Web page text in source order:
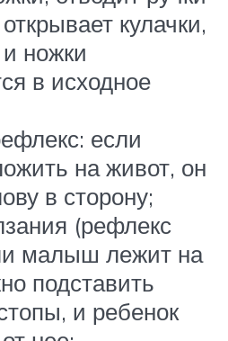
кулачки,
ножки
в исходное
если
на живот, он
в сторону;
(рефлекс
малыш лежит на
подставить
и ребенок